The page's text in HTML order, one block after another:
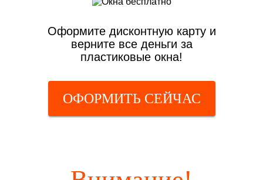
Оформите дисконтную карту и
верните все деньги за
пластиковые окна!
ОФОРМИТЬ СЕЙЧАС